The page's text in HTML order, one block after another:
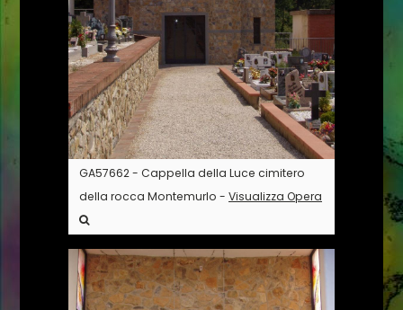
GA57662 - Cappella della Luce cimitero
della rocca Montemurlo - Visualizza Opera